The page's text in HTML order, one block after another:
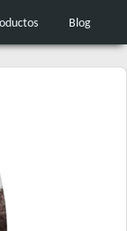
Blog